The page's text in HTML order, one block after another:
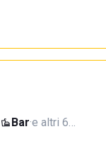
Bar·e altri 6…